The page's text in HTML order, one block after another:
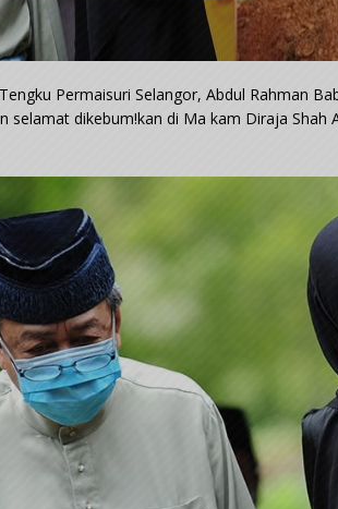
Permaisuri Selangor, Abdul Rahman
selamat dikebum!kan di Ma kam Diraja Shah